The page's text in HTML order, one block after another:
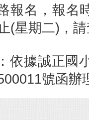
報名，報名
(星期二)，請
依據誠正國
號函辦